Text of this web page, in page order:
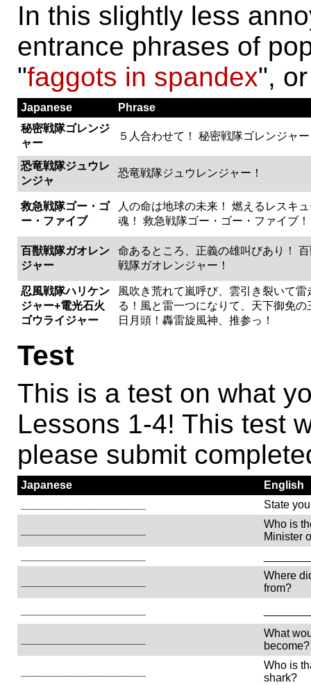
In this slightly less
entrance phrases of
"faggots in spandex",
Japanese
Phrase
秘密戦隊ゴレンジ
ャー
５人合わせて！ 秘密戦隊ゴレンジャ
恐竜戦隊ジュウレ
ンジャ
恐竜戦隊ジュウレンジャー！
救急戦隊ゴー・ゴ
ー・ファイブ
人の命は地球の未来！ 燃えるレスキ
魂！ 救急戦隊ゴー・ゴー・ファイブ！
百獣戦隊ガオレン
ジャー
命あるところ、正義の雄叫びあり！
戦隊ガオレンジャー！
忍風戦隊ハリケン
ジャー+電光石火
ゴウライジャー
風吹き荒れて嵐呼び、雲引き裂いて雷
る！風と雷一つになりて、天下御免の
日月頭！轟雷旋風神、推参っ！
Test
This is a test on what
Lessons 1-4! This test
please submit
Japanese
English
State
Who is
Minister
Where
from?
What
become?
Who is
shark?